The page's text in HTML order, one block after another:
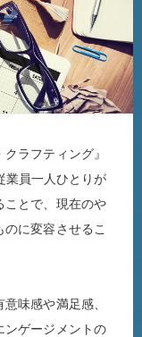
ラフティング』
業員一人ひとりが
ことで、現在のや
に変容させるこ
味感や満足感、
ンゲージメントの